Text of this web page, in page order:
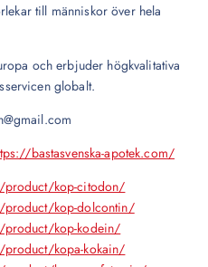
till människor över hela
och erbjuder högkvalitativa
globalt.
bastasvenska-apotek.com/
product/kop-citodon/
product/kop-dolcontin/
product/kop-kodein/
product/kopa-kokain/